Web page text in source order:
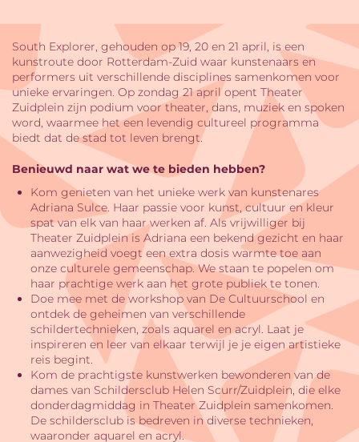
South Explorer, gehouden op 19, 20 en 21 april, is een
kunstroute door Rotterdam-Zuid waar kunstenaars en
performers uit verschillende disciplines samenkomen voor
unieke ervaringen. Op zondag 21 april opent Theater
Zuidplein zijn podium voor theater, dans, muziek en spoken
word, waarmee het een levendig cultureel programma
biedt dat de stad tot leven brengt.
Benieuwd naar wat we te bieden hebben?
Kom genieten van het unieke werk van kunstenares
Adriana Sulce. Haar passie voor kunst, cultuur en kleur
spat van elk van haar werken af. Als vrijwilliger bij
Theater Zuidplein is Adriana een bekend gezicht en haar
aanwezigheid voegt een extra dosis warmte toe aan
onze culturele gemeenschap. We staan te popelen om
haar prachtige werk aan het grote publiek te tonen.
Doe mee met de workshop van De Cultuurschool en
ontdek de geheimen van verschillende
schildertechnieken, zoals aquarel en acryl. Laat je
inspireren en leer van elkaar terwijl je je eigen artistieke
reis begint.
Kom de prachtigste kunstwerken bewonderen van de
dames van Schildersclub Helen Scurr/Zuidplein, die elke
donderdagmiddag in Theater Zuidplein samenkomen.
De schildersclub is bedreven in diverse technieken,
waaronder aquarel en acryl.